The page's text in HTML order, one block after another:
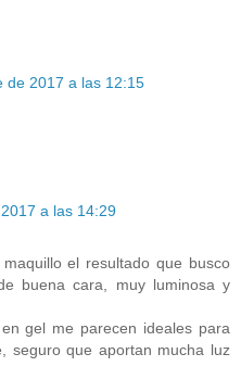
de 2017 a las 12:15
a las 14:29
el resultado que busco
buena cara, muy luminosa y
gel me parecen ideales para
seguro que aportan mucha luz